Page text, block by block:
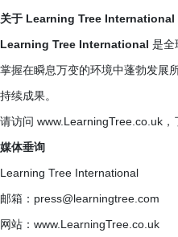
关于 Learning Tree International
Learning Tree International 是全
掌握在瞬息万变的环境中蓬勃发展
持续成果。
请访问 www.LearningTree.co.uk，
媒体垂询
Learning Tree International
邮箱：press@learningtree.com
网站：www.LearningTree.co.uk